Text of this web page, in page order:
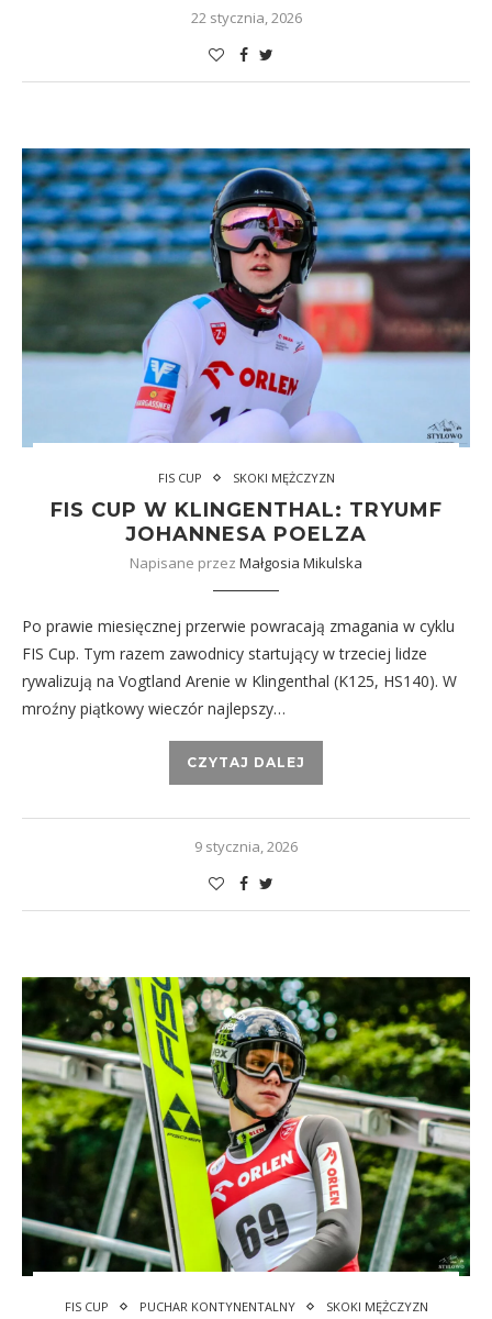
22 stycznia, 2026
FIS CUP SKOKI MĘŻCZYZN
FIS CUP W KLINGENTHAL: TRYUMF
JOHANNESA POELZA
Napisane przez Małgosia Mikulska
Po prawie miesięcznej przerwie powracają zmagania w cyklu
FIS Cup. Tym razem zawodnicy startujący w trzeciej lidze
rywalizują na Vogtland Arenie w Klingenthal (K125, HS140). W
mroźny piątkowy wieczór najlepszy…
CZYTAJ DALEJ
9 stycznia, 2026
FIS CUP PUCHAR KONTYNENTALNY SKOKI MĘŻCZYZN